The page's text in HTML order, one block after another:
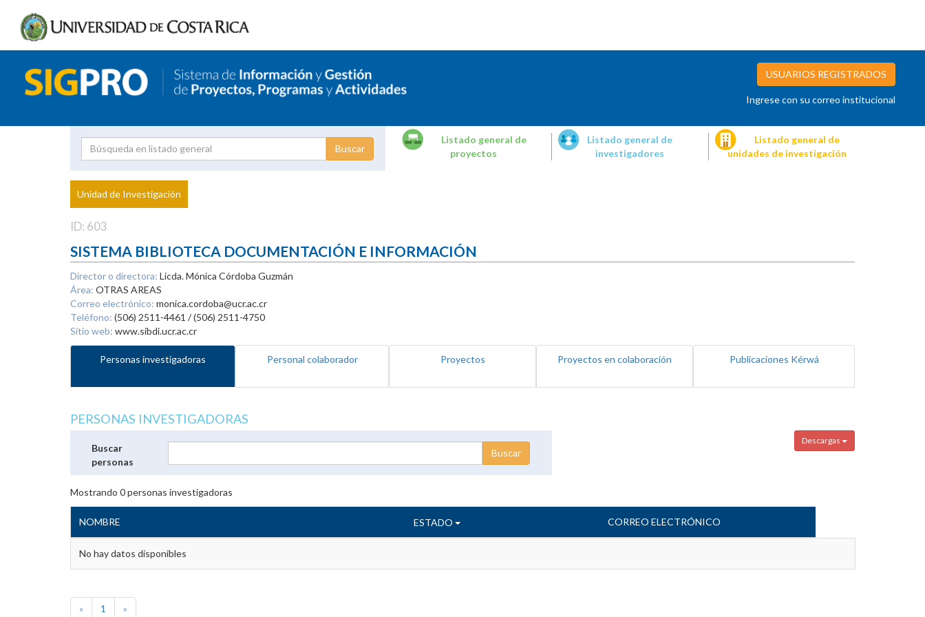
USUARIOS REGISTRADOS
Ingrese con su correo institucional
Proyecto
Investigador
Listado general de
proyectos
Listado general de
investigadores
Listado general de
unidades de investigación
Unidad de Investigación
ID: 603
SISTEMA BIBLIOTECA DOCUMENTACIÓN E INFORMACIÓN
Director o directora: Licda. Mónica Córdoba Guzmán
Área: OTRAS AREAS
Correo electrónico: monica.cordoba@ucr.ac.cr
Teléfono: (506) 2511-4461 / (506) 2511-4750
Sitio web: www.sibdi.ucr.ac.cr
Personas investigadoras Personal colaborador Proyectos Proyectos en colaboración Publicaciones Kérwá
PERSONAS INVESTIGADORAS
Descargas
Buscar
personas
Mostrando 0personas investigadoras
NOMBRE ESTADO CORREO ELECTRÓNICO
No hay datos disponibles
« 1 »